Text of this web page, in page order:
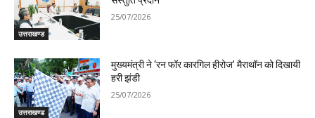
उत्तराखण्ड
25/07/2026
उत्तराखण्ड
मुख्यमंत्री ने ‘रन फॉर कारगिल हीरोज’ मैराथॉन को दिखायी
हरी झंडी
25/07/2026